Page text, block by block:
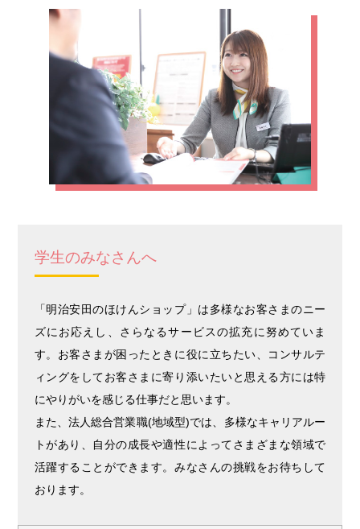
学生のみなさんへ
「明治安田のほけんショップ」は多様なお客さまのニー
ズにお応えし、さらなるサービスの拡充に努めていま
す。お客さまが困ったときに役に立ちたい、コンサルテ
ィングをしてお客さまに寄り添いたいと思える方には特
にやりがいを感じる仕事だと思います。
また、法人総合営業職(地域型)では、多様なキャリアルー
トがあり、自分の成長や適性によってさまざまな領域で
活躍することができます。みなさんの挑戦をお待ちして
おります。